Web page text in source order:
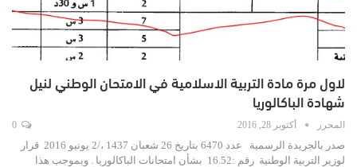
لاول مرة مادة التربية الاسلامية في الامتحان الوطني لنيل
شهادة الباكالوريا
المحرر أكتوبر 28, 2016
صدر بالجريدة الرسمية عدد 6470 بتاريخ 26 شعبان 1437 ،/2 يونيو 2016 قرار
لوزير التربية الوطنية رقم :16.52 بشأن امتحانات الباكالوريا . وبموجب هذا